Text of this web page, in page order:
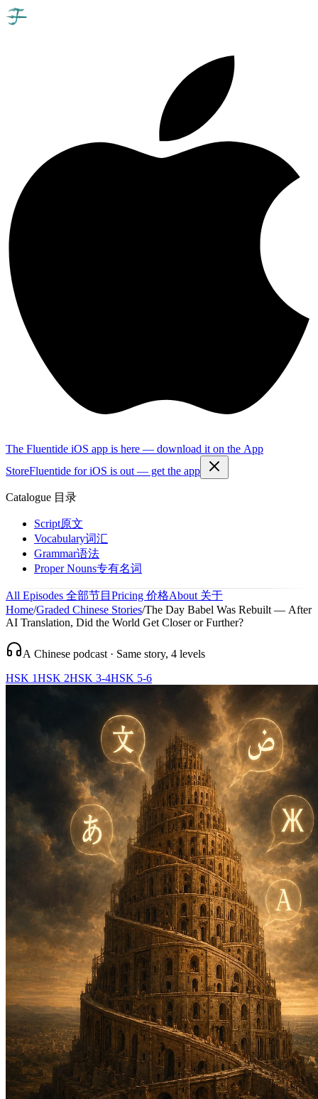
The Fluentide iOS app is here — download it on the App
StoreFluentide for iOS is out — get the app
Catalogue 目录
Script原文
Vocabulary词汇
Grammar语法
Proper Nouns专有名词
All Episodes 全部节目 Pricing 价格About 关于
Home/Graded Chinese Stories/The Day Babel Was Rebuilt — After
AI Translation, Did the World Get Closer or Further?
A Chinese podcast · Same story, 4 levels
HSK 1HSK 2HSK 3-4HSK 5-6